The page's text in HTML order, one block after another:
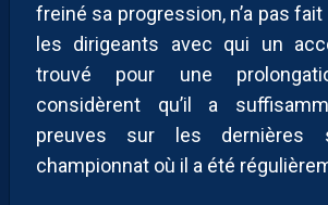
freiné sa progression, n’a pas fait
les dirigeants avec qui un
trouvé pour une
considèrent qu’il a
preuves sur les dernières
championnat où il a été